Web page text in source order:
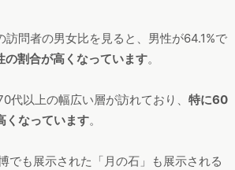
訪問者の男女比を見ると、男性が64.1%で
の割合が高くなっています。
代以上の幅広い層が訪れており、 特に60
くなっています。
でも展示された「月の石」も展示される